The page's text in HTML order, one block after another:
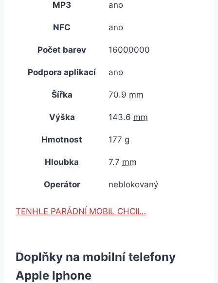
MP3 ano
NFC ano
Počet barev 16000000
Podpora aplikací ano
Šířka 70.9 mm
Výška 143.6 mm
Hmotnost 177 g
Hloubka 7.7 mm
Operátor neblokovaný
TENHLE PARÁDNÍ MOBIL CHCII…
Doplňky na mobilní telefony
Apple Iphone